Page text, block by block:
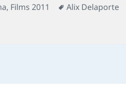
, Films 2011
Mots-
Alix Delaporte